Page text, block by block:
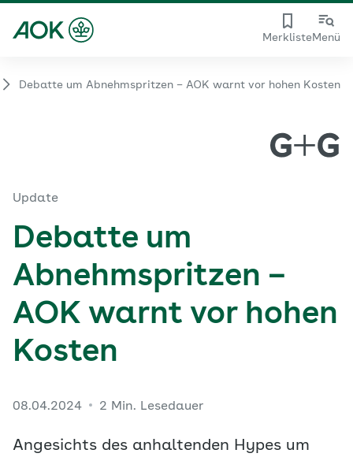
MerklisteMenü
Debatte um Abnehmspritzen – AOK warnt vor hohen Kosten
Update
Debatte um
Abnehmspritzen –
AOK warnt vor hohen
Kosten
08.04.2024 2 Min. Lesedauer
Angesichts des anhaltenden Hypes um